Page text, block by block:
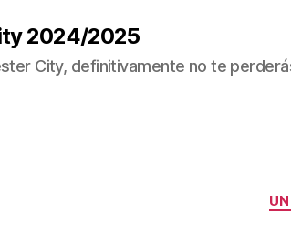
2024/2025
City, definitivamente no te